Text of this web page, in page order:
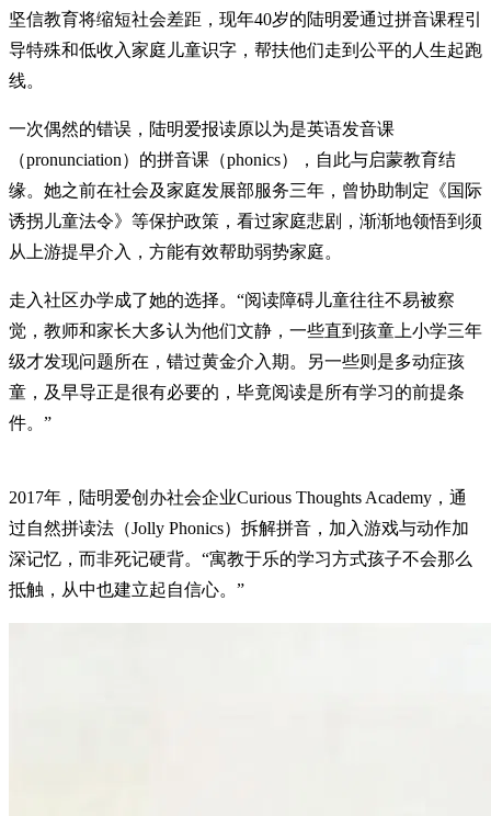
坚信教育将缩短社会差距，现年40岁的陆明爱通过拼音课程引
导特殊和低收入家庭儿童识字，帮扶他们走到公平的人生起跑
线。
一次偶然的错误，陆明爱报读原以为是英语发音课
（pronunciation）的拼音课（phonics），自此与启蒙教育结
缘。她之前在社会及家庭发展部服务三年，曾协助制定《国际
诱拐儿童法令》等保护政策，看过家庭悲剧，渐渐地领悟到须
从上游提早介入，方能有效帮助弱势家庭。
走入社区办学成了她的选择。“阅读障碍儿童往往不易被察
觉，教师和家长大多认为他们文静，一些直到孩童上小学三年
级才发现问题所在，错过黄金介入期。另一些则是多动症孩
童，及早导正是很有必要的，毕竟阅读是所有学习的前提条
件。”
2017年，陆明爱创办社会企业Curious Thoughts Academy，通
过自然拼读法（Jolly Phonics）拆解拼音，加入游戏与动作加
深记忆，而非死记硬背。“寓教于乐的学习方式孩子不会那么
抵触，从中也建立起自信心。”